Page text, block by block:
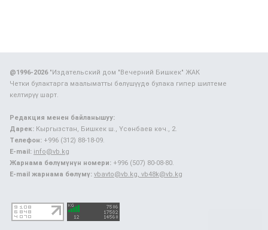
@1996-2026"Издательский дом "Вечерний Бишкек" ЖАК
Четки булактарга маалыматты бөлүшүүдө булака гипер шилтеме
келтирүү шарт.
Редакция менен байланышуу:
Дарек: Кыргызстан, Бишкек ш., Үсөнбаев көч., 2.
Телефон: +996 (312) 88-18-09.
E-mail: info@vb.kg
Жарнама бөлүмүнүн номери: +996 (507) 80-08-80.
E-mail жарнама бөлүмү: vbavto@vb.kg, vb48k@vb.kg